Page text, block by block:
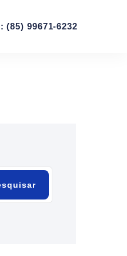
(85) 99671-6232